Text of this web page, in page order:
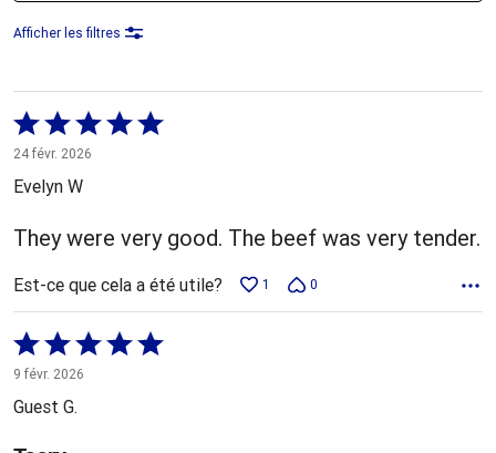
Afficher les filtres
Coté
5 sur
5
24 févr. 2026
Evelyn W
They were very good. The beef was very tender.
Est-ce que cela a été utile? 1 0
Coté
5 sur
5
9 févr. 2026
Guest G.